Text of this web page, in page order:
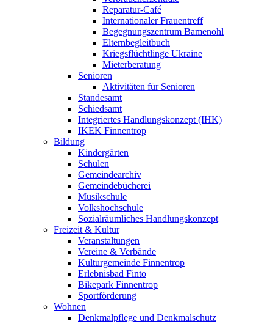
Reparatur-Café
Internationaler Frauentreff
Begegnungszentrum Bamenohl
Elternbegleitbuch
Kriegsflüchtlinge Ukraine
Mieterberatung
Senioren
Aktivitäten für Senioren
Standesamt
Schiedsamt
Integriertes Handlungskonzept (IHK)
IKEK Finnentrop
Bildung
Kindergärten
Schulen
Gemeindearchiv
Gemeindebücherei
Musikschule
Volkshochschule
Sozialräumliches Handlungskonzept
Freizeit & Kultur
Veranstaltungen
Vereine & Verbände
Kulturgemeinde Finnentrop
Erlebnisbad Finto
Bikepark Finnentrop
Sportförderung
Wohnen
Denkmalpflege und Denkmalschutz